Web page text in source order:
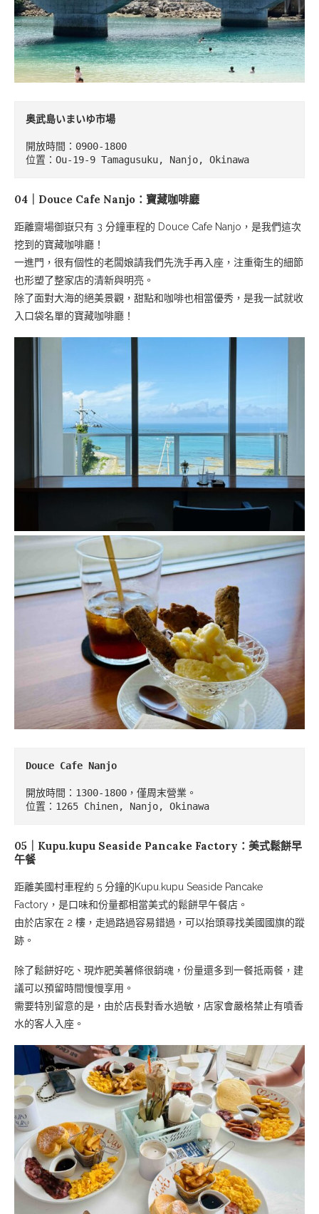
奥武島いまいゆ市場
開放時間：0900-1800
位置：Ou-19-9 Tamagusuku, Nanjo, Okinawa
04｜Douce Cafe Nanjo：寶藏咖啡廳
距離齋場御嶽只有 3 分鐘車程的 Douce Cafe Nanjo，是我們這次
挖到的寶藏咖啡廳！
一進門，很有個性的老闆娘請我們先洗手再入座，注重衛生的細節
也形塑了整家店的清新與明亮。
除了面對大海的絕美景觀，甜點和咖啡也相當優秀，是我一試就收
入口袋名單的寶藏咖啡廳！
Douce Cafe Nanjo
開放時間：1300-1800，僅周末營業。
位置：1265 Chinen, Nanjo, Okinawa
05｜Kupu.kupu Seaside Pancake Factory：美式鬆餅早
午餐
距離美國村車程約 5 分鐘的Kupu.kupu Seaside Pancake
Factory，是口味和份量都相當美式的鬆餅早午餐店。
由於店家在 2 樓，走過路過容易錯過，可以抬頭尋找美國國旗的蹤
跡。
除了鬆餅好吃、現炸肥美薯條很銷魂，份量還多到一餐抵兩餐，建
議可以預留時間慢慢享用。
需要特別留意的是，由於店長對香水過敏，店家會嚴格禁止有噴香
水的客人入座。